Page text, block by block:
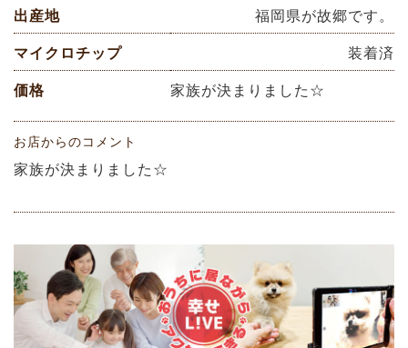
出産地 福岡県が故郷です。
マイクロチップ 装着済
価格 家族が決まりました☆
お店からのコメント
家族が決まりました☆